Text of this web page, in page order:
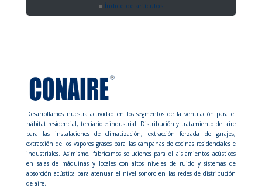
Índice de artículos
Desarrollamos nuestra actividad en los segmentos de la ventilación para el
hábitat residencial, terciario e industrial. Distribución y tratamiento del aire
para las instalaciones de climatización, extracción forzada de garajes,
extracción de los vapores grasos para las campanas de cocinas residenciales e
industriales. Asimismo, fabricamos soluciones para el aislamientos acústicos
en salas de máquinas y locales con altos niveles de ruido y sistemas de
absorción acústica para atenuar el nivel sonoro en las redes de distribución
de aire.